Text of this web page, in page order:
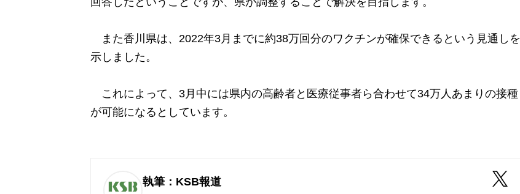
また香川県は、2022年3月までに約38万回分のワクチンが確保できるという見通しを
示しました。
これによって、3月中には県内の高齢者と医療従事者ら合わせて34万人あまりの接種
が可能になるとしています。
執筆：KSB報道